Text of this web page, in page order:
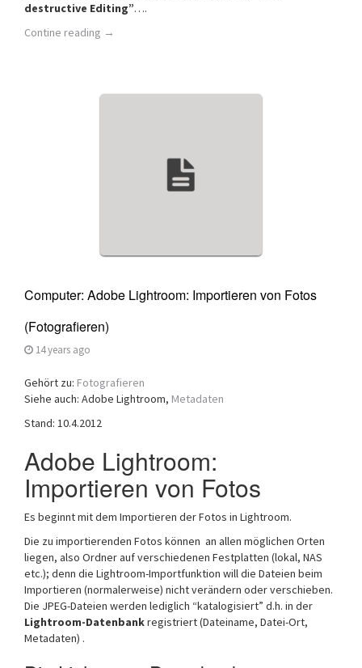
destructive Editing”….
Contine reading →
Computer: Adobe Lightroom: Importieren von Fotos
(Fotografieren)
14 years ago
Gehört zu: Fotografieren
Siehe auch: Adobe Lightroom, Metadaten
Stand: 10.4.2012
Adobe Lightroom:
Importieren von Fotos
Es beginnt mit dem Importieren der Fotos in Lightroom.
Die zu importierenden Fotos können an allen möglichen Orten
liegen, also Ordner auf verschiedenen Festplatten (lokal, NAS
etc.); denn die Lightroom-Importfunktion will die Dateien beim
Importieren (normalerweise) nicht verändern oder verschieben.
Die JPEG-Dateien werden lediglich “katalogisiert” d.h. in der
Lightroom-Datenbankregistriert (Dateiname, Datei-Ort,
Metadaten) .